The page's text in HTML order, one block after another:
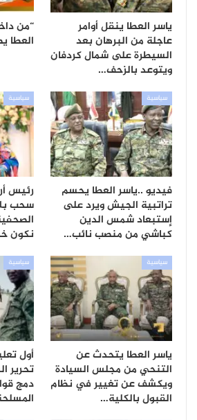
ياسر العطا ينقل أوامر
عاجلة من البرهان بعد
السيطرة على شمال كردفان
ويتوعد بالزحف…
“من
العطا
سياسية
فيديو ..ياسر العطا يحسم
تراتبية الجيش ويرد على
إستبعاد شمس الدين
كباشي من منصب نائب…
سياسية
رئيس
سحب
نكون
سياسية
ياسر العطا يتحدث عن
التنحي من مجلس السيادة
ويكشف عن تغيير في نظام
القبول بالكلية…
سياسية
أول
تحرير
دمج